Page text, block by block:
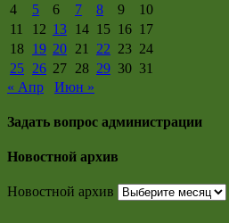
4
5 6 7 8 9
10
11
12 13 14 15 16 17
18 19 20 21 22 23 24
25 26 27 28 29 30 31
« Апр
Июн »
Задать вопрос администрации
Новостной архив
Новостной архив